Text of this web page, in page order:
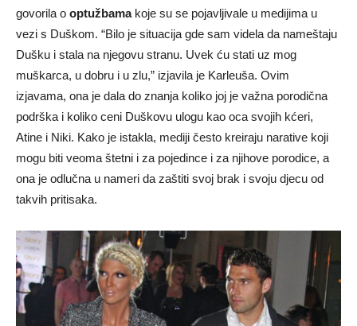
govorila o optužbamakoje su se pojavljivale u medijima u
vezi s Duškom. “Bilo je situacija gde sam videla da nameštaju
Dušku i stala na njegovu stranu. Uvek ću stati uz mog
muškarca, u dobru i u zlu,” izjavila je Karleuša. Ovim
izjavama, ona je dala do znanja koliko joj je važna porodična
podrška i koliko ceni Duškovu ulogu kao oca svojih kćeri,
Atine i Niki. Kako je istakla, mediji često kreiraju narative koji
mogu biti veoma štetni i za pojedince i za njihove porodice, a
ona je odlučna u nameri da zaštiti svoj brak i svoju djecu od
takvih pritisaka.